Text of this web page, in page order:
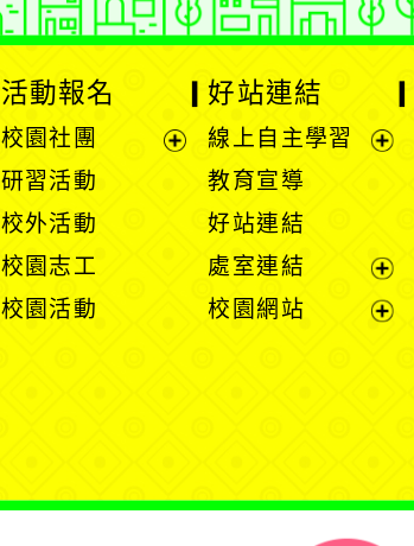
活動報名
校園社團
研習活動
校外活動
校園志工
校園活動
好站連結
線上自主學習
單
教育宣導
好站連結
處室連結
展
開
校園網站